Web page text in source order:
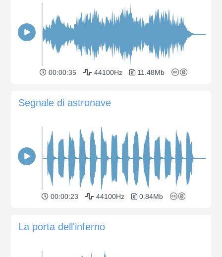
00:00:35 44100Hz 11.48Mb
Segnale di astronave
00:00:23 44100Hz 0.84Mb
La porta dell'inferno